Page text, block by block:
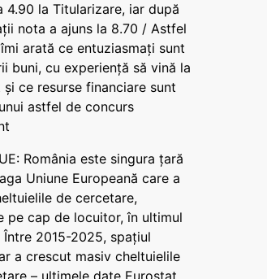
4.90 la Titularizare, iar după
nota a ajuns la 8.70 / Astfel
arată ce entuziasmați sunt
buni, cu experiență să vină la
ce resurse financiare sunt
astfel de concurs
România este singura țară
Uniune Europeană care a
de cercetare,
pe cap de locuitor, în ultimul
Între 2015-2025, spațiul
a crescut masiv cheltuielile
– ultimele date Eurostat